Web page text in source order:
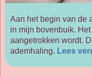
Aan het begin van de
in mijn bovenbuik.
aangetrokken wordt.
ademhaling. Lees